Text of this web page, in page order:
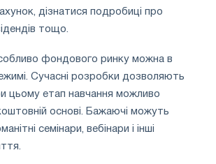
дізнатися подробиці про
тощо.
фондового ринку можна в
Сучасні розробки дозволяють
цьому етап навчання можливо
основі. Бажаючі можуть
семінари, вебінари і інші